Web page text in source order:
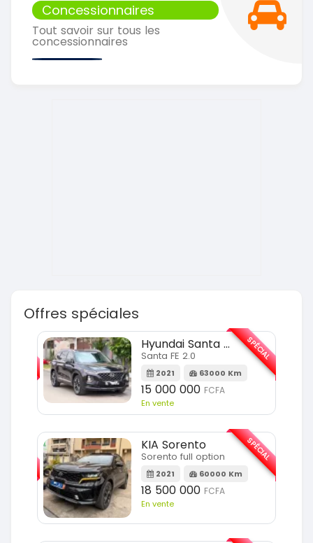
Concessionnaires
Tout savoir sur tous les
concessionnaires
Offres spéciales
Hyundai Santa FE
Santa FE 2.0
2021 63000 Km
15 000 000 FCFA
En vente
SPÉCIAL
KIA Sorento
Sorento full option
2021 60000 Km
18 500 000 FCFA
En vente
SPÉCIAL